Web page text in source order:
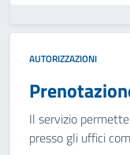
AUTORIZZAZIONI
Il servizio
presso gli uffici